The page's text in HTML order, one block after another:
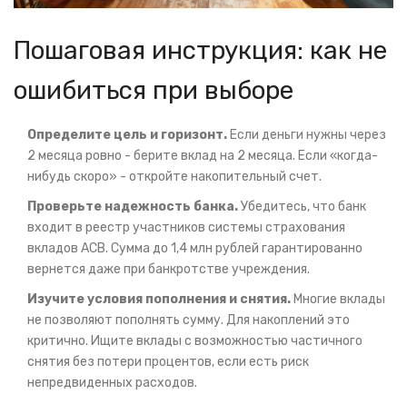
Пошаговая инструкция: как не
ошибиться при выборе
Определите цель и горизонт. Если деньги нужны через
2 месяца ровно - берите вклад на 2 месяца. Если «когда-
нибудь скоро» - откройте накопительный счет.
Проверьте надежность банка.Убедитесь, что банк
входит в реестр участников системы страхования
вкладов АСВ. Сумма до 1,4 млн рублей гарантированно
вернется даже при банкротстве учреждения.
Изучите условия пополнения и снятия. Многие вклады
не позволяют пополнять сумму. Для накоплений это
критично. Ищите вклады с возможностью частичного
снятия без потери процентов, если есть риск
непредвиденных расходов.